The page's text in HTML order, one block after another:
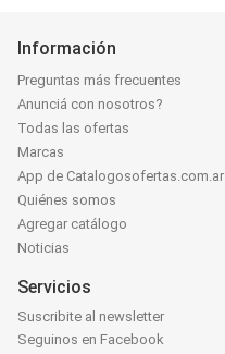
Información
Preguntas más frecuentes
Anunciá con nosotros?
Todas las ofertas
Marcas
App de Catalogosofertas.com.ar
Quiénes somos
Agregar catálogo
Noticias
Servicios
Suscribite al newsletter
Seguinos en Facebook